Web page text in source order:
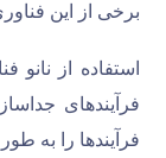
برخی از این
استفاده از نانو
فرآیندهای
فرآیندها را به